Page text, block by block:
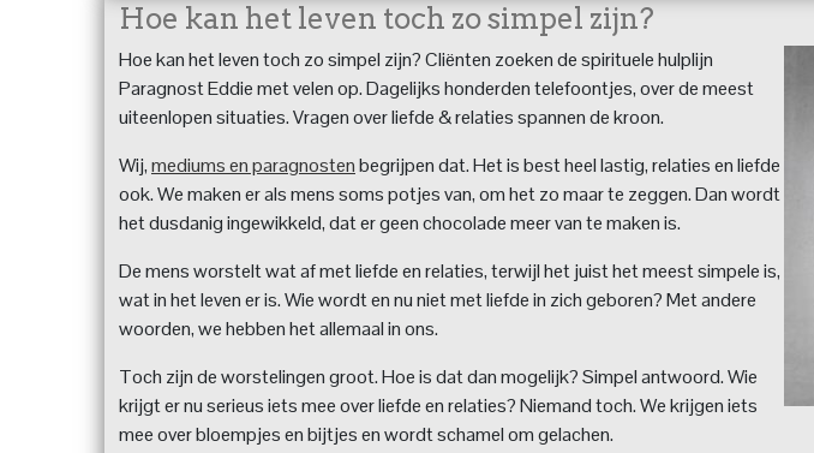
Hoe kan het leven toch zo simpel zijn?
Hoe kan het leven toch zo simpel zijn? Cliënten zoeken de spirituele hulplijn
Paragnost Eddie met velen op. Dagelijks honderden telefoontjes, over de meest
uiteenlopen situaties. Vragen over liefde & relaties spannen de kroon.
Wij,mediums en paragnostenbegrijpen dat. Het is best heel lastig, relaties en liefde
ook. We maken er als mens soms potjes van, om het zo maar te zeggen. Dan wordt
het dusdanig ingewikkeld, dat er geen chocolade meer van te maken is.
De mens worstelt wat af met liefde en relaties, terwijl het juist het meest simpele is,
wat in het leven er is. Wie wordt en nu niet met liefde in zich geboren? Met andere
woorden, we hebben het allemaal in ons.
Toch zijn de worstelingen groot. Hoe is dat dan mogelijk? Simpel antwoord. Wie
krijgt er nu serieus iets mee over liefde en relaties? Niemand toch. We krijgen iets
mee over bloempjes en bijtjes en wordt schamel om gelachen.